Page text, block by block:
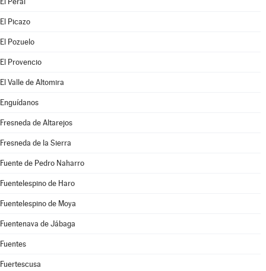
El Picazo
El Pozuelo
El Provencio
El Valle de Altomira
Enguídanos
Fresneda de Altarejos
Fresneda de la Sierra
Fuente de Pedro Naharro
Fuentelespino de Haro
Fuentelespino de Moya
Fuentenava de Jábaga
Fuentes
Fuertescusa